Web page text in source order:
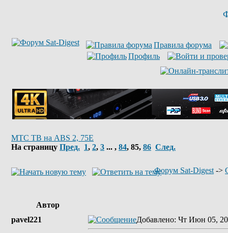
Правила форума
Профиль
МТС ТВ на ABS 2, 75E
На страницу Пред. 1, 2, 3 ... , 84, 85, 86 След.
Форум Sat-Digest ->
Автор
pavel221
Добавлено: Чт Июн 05,